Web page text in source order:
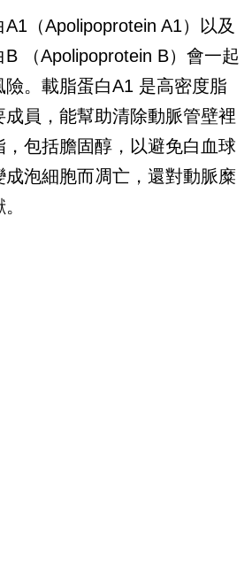
A1 （Apolipoprotein A1）以及
B （Apolipoprotein B）會一起
。載脂蛋白A1 是高密度脂
員，能幫助清除動脈管壁裡
包括膽固醇，以避免白血球
泡細胞而凋亡，還對動脈糜